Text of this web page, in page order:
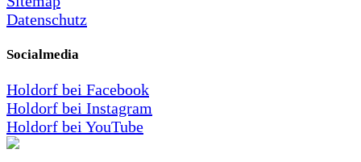
Datenschutz
Socialmedia
Holdorf bei Facebook
Holdorf bei Instagram
Holdorf bei YouTube